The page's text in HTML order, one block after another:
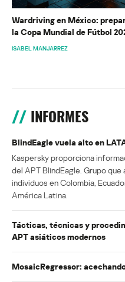
Wardriving en México:
la Copa Mundial de Fútbol
ISABEL MANJARREZ
INFORMES
BlindEagle vuela alto en
Kaspersky proporciona
del APT BlindEagle. Grupo
individuos en Colombia,
América Latina.
Tácticas, técnicas y
APT asiáticos modernos
MosaicRegressor: